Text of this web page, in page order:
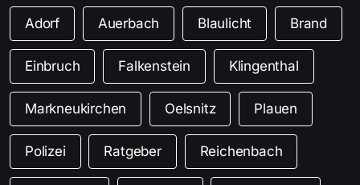
Adorf Auerbach Blaulicht Brand
Einbruch Falkenstein Klingenthal
Markneukirchen Oelsnitz Plauen
Polizei Ratgeber Reichenbach